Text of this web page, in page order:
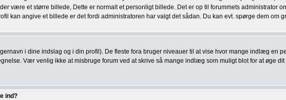
være et større billede, Dette er normalt et personligt billede. Det er op til forummets administrator
kan angive et billede er det fordi administratoren har valgt det sådan. Du kan evt. spørge dem om
i dine indslag og i din profil). De fleste fora bruger niveauer til at vise hvor mange indlæg en
Vær venlig ikke at misbruge forum ved at skrive så mange indlæg som muligt blot for at øge
ind?